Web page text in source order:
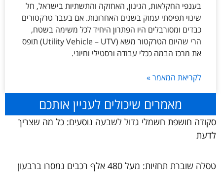
בענפי החקלאות, הגינון, האחזקה והתשתיות בישראל, חל
שינוי תפיסתי עמוק בשנים האחרונות. אם בעבר טרקטורים
כבדים ומסורבלים היו הפתרון היחיד לכל משימה בשטח,
הרי שהיום הטרקטור משא (Utility Vehicle – UTV) תופס
את מרכז הבמה ככלי עבודה ורסטילי וחיוני.
לקריאת המאמר »
מאמרים שיכולים לעניין אותכם
סקודה חושפת חשמלי גדול לשבעה נוסעים: כל מה שצריך
לדעת
טסלה שוברת תחזיות: מעל 480 אלף רכבים נמסרו ברבעון